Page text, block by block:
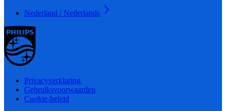
Nederland / Nederlands
Privacyverklaring
Gebruiksvoorwaarden
Cookie-beleid